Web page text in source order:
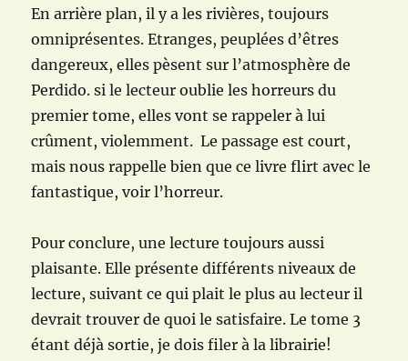
En arrière plan, il y a les rivières, toujours
omniprésentes. Etranges, peuplées d’êtres
dangereux, elles pèsent sur l’atmosphère de
Perdido. si le lecteur oublie les horreurs du
premier tome, elles vont se rappeler à lui
crûment, violemment. Le passage est court,
mais nous rappelle bien que ce livre flirt avec le
fantastique, voir l’horreur.
Pour conclure, une lecture toujours aussi
plaisante. Elle présente différents niveaux de
lecture, suivant ce qui plait le plus au lecteur il
devrait trouver de quoi le satisfaire. Le tome 3
étant déjà sortie, je dois filer à la librairie!